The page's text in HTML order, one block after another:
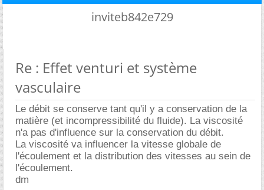
inviteb842e729
Re : Effet venturi et système
vasculaire
Le débit se conserve tant qu'il y a conservation de la
matière (et incompressibilité du fluide). La viscosité
n'a pas d'influence sur la conservation du débit.
La viscosité va influencer la vitesse globale de
l'écoulement et la distribution des vitesses au sein de
l'écoulement.
dm